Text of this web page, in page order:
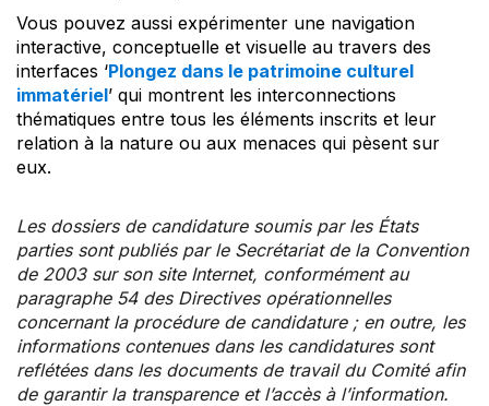
Vous pouvez aussi expérimenter une navigation
interactive, conceptuelle et visuelle au travers des
interfaces ‘Plongez dans le patrimoine culturel
immatériel’ qui montrent les interconnections
thématiques entre tous les éléments inscrits et leur
relation à la nature ou aux menaces qui pèsent sur
eux.
Les dossiers de candidature soumis par les États
parties sont publiés par le Secrétariat de la Convention
de 2003 sur son site Internet, conformément au
paragraphe 54 des Directives opérationnelles
concernant la procédure de candidature ; en outre, les
informations contenues dans les candidatures sont
reflétées dans les documents de travail du Comité afin
de garantir la transparence et l’accès à l’information.